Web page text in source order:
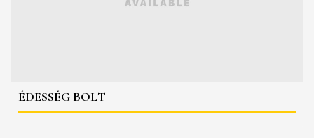
ÉDESSÉG BOLT